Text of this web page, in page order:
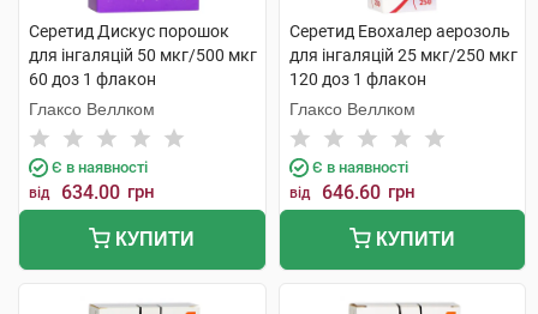
Серетид Дискус порошок
для інгаляцій 50 мкг/500 мкг
60 доз 1 флакон
Глаксо Веллком
Є в наявності
від 634.00 грн
КУПИТИ
Серетид Евохалер аерозоль
для інгаляцій 25 мкг/250 мкг
120 доз 1 флакон
Глаксо Веллком
Є в наявності
від 646.60 грн
КУПИТИ